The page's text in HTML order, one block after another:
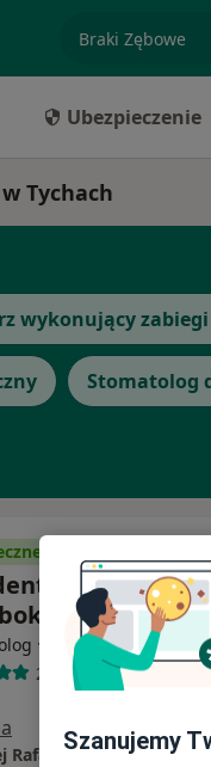
Ubezpieczenie
Tychach
wykonujący
Stomatolog
płatności
Rafał
· Więcej
26 opinii
Chrobok
Szanujemy